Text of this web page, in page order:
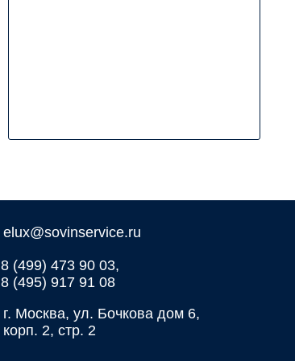
elux@sovinservice.ru
8 (499) 473 90 03,
8 (495) 917 91 08
г. Москва, ул. Бочкова дом 6,
корп. 2, стр. 2